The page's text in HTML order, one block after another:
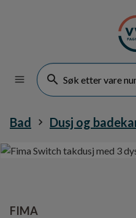
Bad Dusj og
FIMA